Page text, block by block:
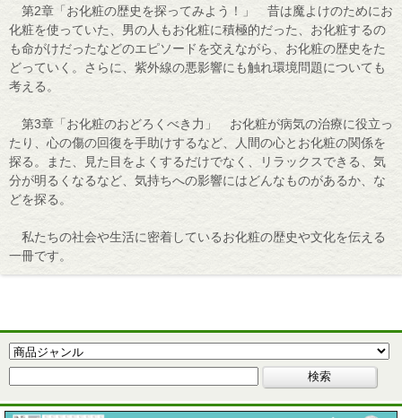
第2章「お化粧の歴史を探ってみよう！」 昔は魔よけのためにお
化粧を使っていた、男の人もお化粧に積極的だった、お化粧するの
も命がけだったなどのエピソードを交えながら、お化粧の歴史をた
どっていく。さらに、紫外線の悪影響にも触れ環境問題についても
考える。
第3章「お化粧のおどろくべき力」 お化粧が病気の治療に役立っ
たり、心の傷の回復を手助けするなど、人間の心とお化粧の関係を
探る。また、見た目をよくするだけでなく、リラックスできる、気
分が明るくなるなど、気持ちへの影響にはどんなものがあるか、な
どを探る。
私たちの社会や生活に密着しているお化粧の歴史や文化を伝える
一冊です。